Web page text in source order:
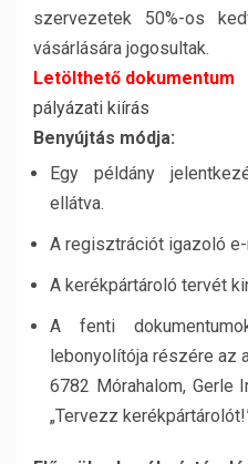
szervezetek 50%-os
vásárlására jogosultak.
Letölthető dokumentum
pályázati kiírás
Benyújtás módja:
Egy példány
ellátva.
A regisztrációt igazoló
A kerékpártároló tervét
A fenti
lebonyolítója részére az
6782 Mórahalom, Gerle
„Tervezz